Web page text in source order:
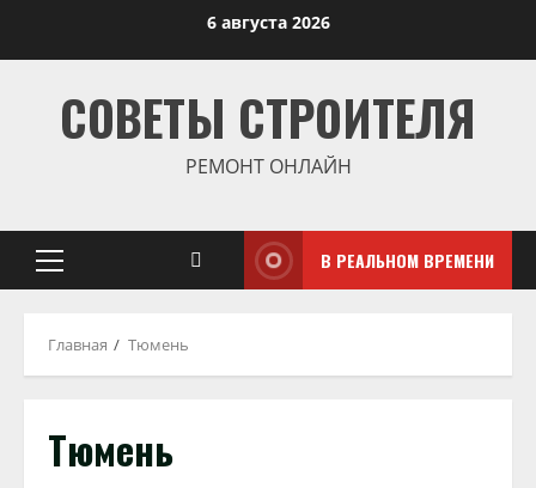
6 августа 2026
СОВЕТЫ СТРОИТЕЛЯ
РЕМОНТ ОНЛАЙН
Основное
В РЕАЛЬНОМ ВРЕМЕНИ
Главная Тюмень
Тюмень